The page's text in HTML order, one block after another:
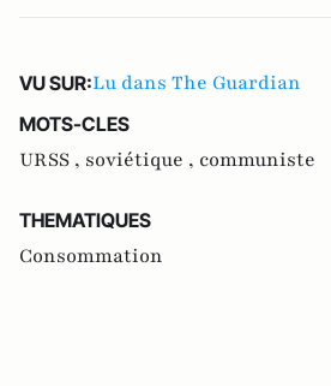
VU SUR:Lu dans The Guardian
MOTS-CLES
URSS , soviétique , communiste
THEMATIQUES
Consommation